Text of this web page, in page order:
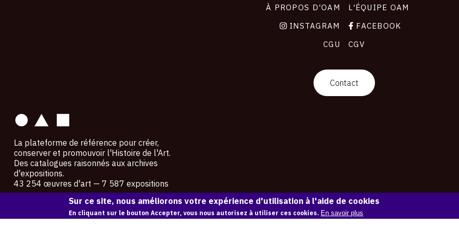
À PROPOS D'OAM
L'ÉQUIPE OAM
INSTAGRAM
FACEBOOK
CGU
CGV
Contact
La plateforme de référence pour créer,
conserver et promouvoir l'Histoire de l'Art.
Des catalogues raisonnés aux archives
d'expositions.
43 254 œuvres d'art — 7 587 expositions
Copyright © OAM 2026. Tous droits réservés.
Sur ce site, nous améliorons votre expérience d'utilisation à l'aide de cookies
En cliquant sur le bouton Accepter, vous nous autorisez à utiliser ces cookies. En savoir plus